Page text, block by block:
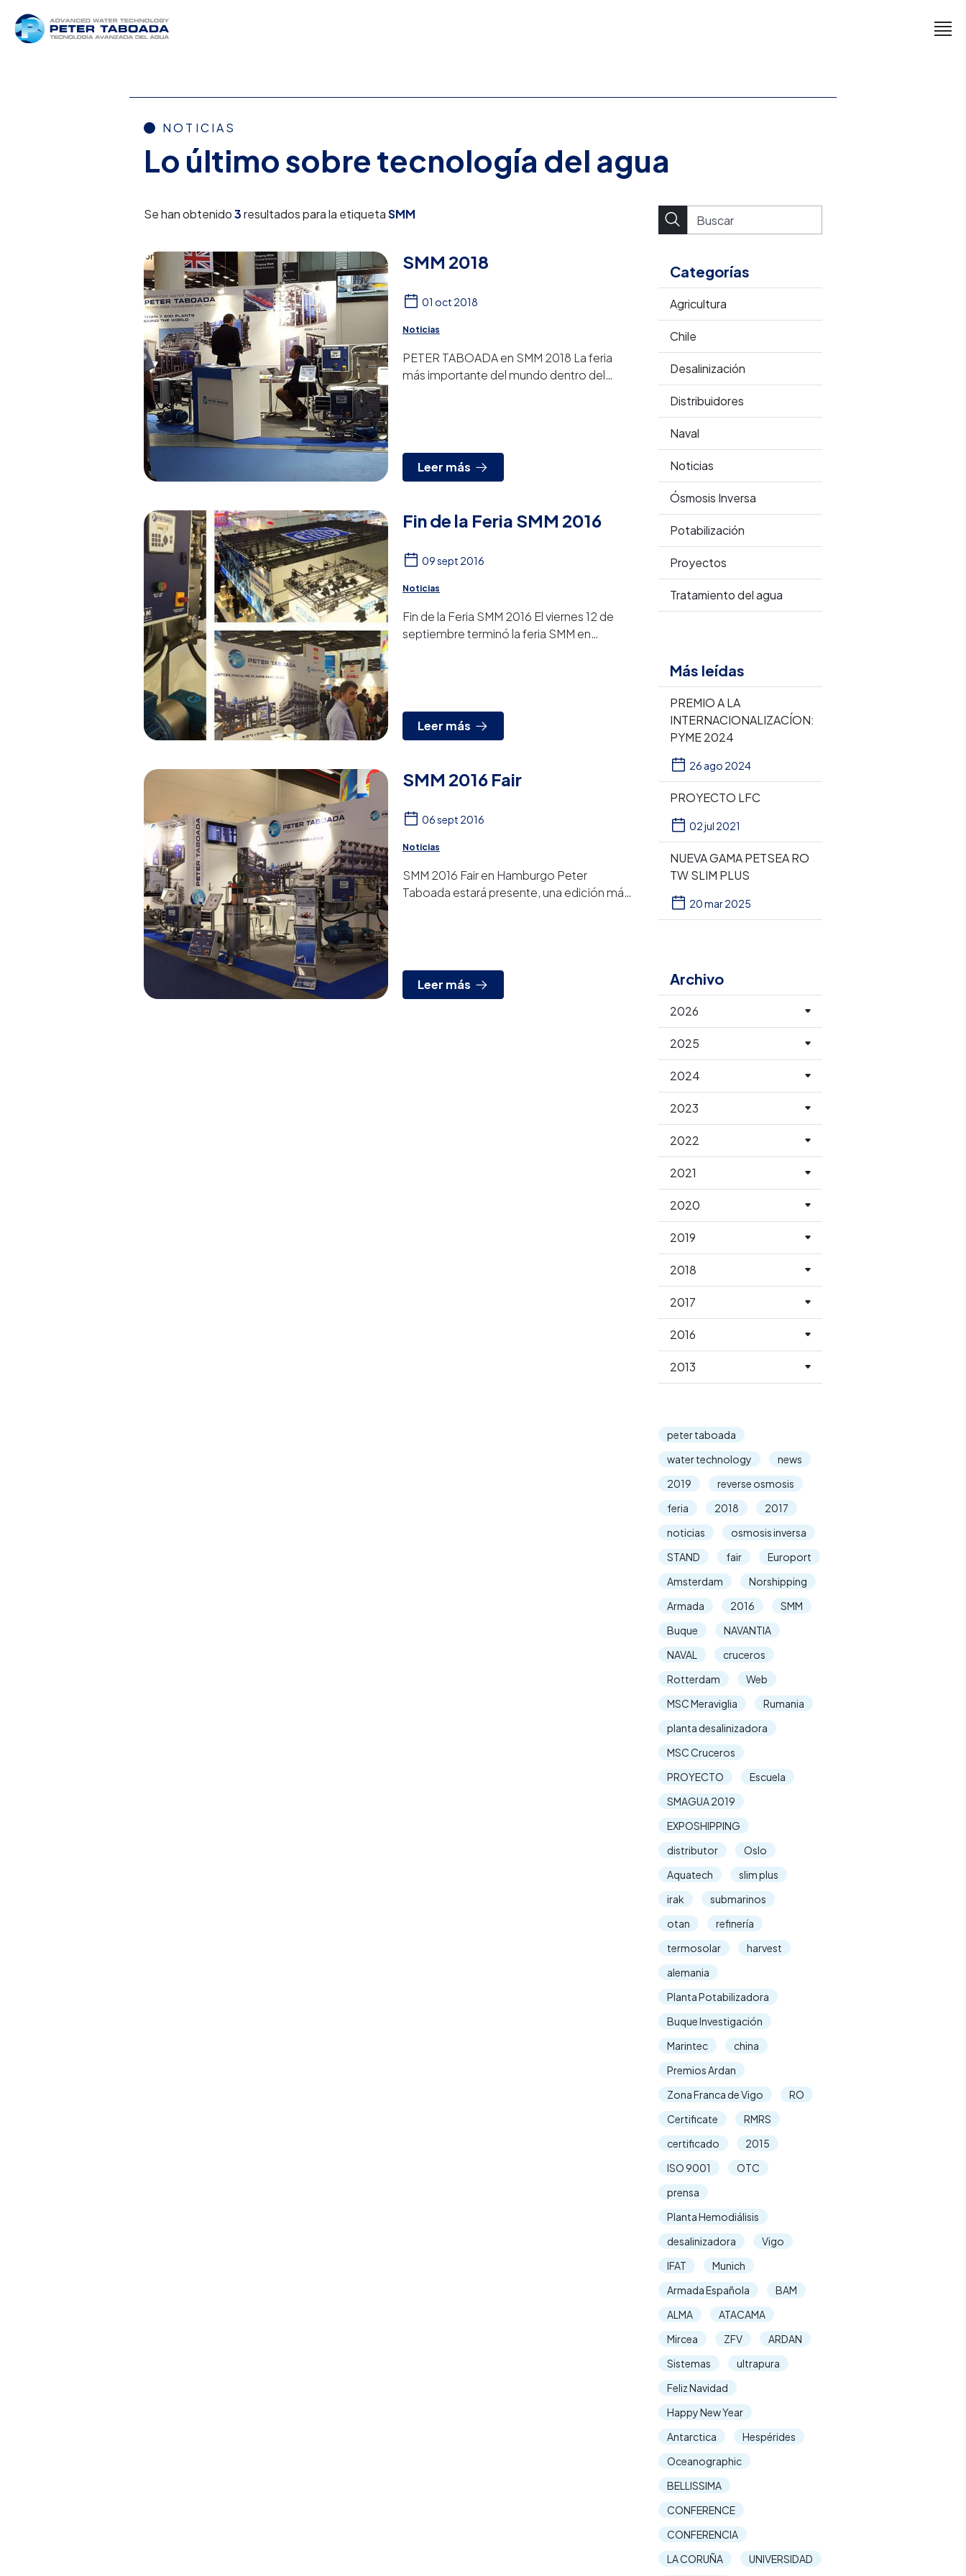
NOTICIAS
Lo último sobre tecnología del agua
Categorías
Agricultura
Chile
Desalinización
Distribuidores
Naval
Noticias
Ósmosis Inversa
Potabilización
Proyectos
Tratamiento del agua
Más leídas
PREMIO A LA
INTERNACIONALIZACÍON:
PYME 2024
26 ago 2024
PROYECTO LFC
02 jul 2021
NUEVA GAMA PETSEA RO
TW SLIM PLUS
20 mar 2025
Archivo
2026
2025
2024
2023
2022
2021
2020
2019
2018
2017
2016
2013
peter taboada
water technology
news
2019
reverse osmosis
feria
2018
2017
noticias
osmosis inversa
STAND
fair
Europort
Amsterdam
Norshipping
Armada
2016
SMM
Buque
NAVANTIA
NAVAL
cruceros
Rotterdam
Web
MSC Meraviglia
Rumania
planta desalinizadora
MSC Cruceros
PROYECTO
Escuela
SMAGUA 2019
EXPOSHIPPING
distributor
Oslo
Aquatech
slim plus
irak
submarinos
otan
refinería
termosolar
harvest
alemania
Planta Potabilizadora
Buque Investigación
Marintec
china
Premios Ardan
Zona Franca de Vigo
RO
Certificate
RMRS
certificado
2015
ISO 9001
OTC
prensa
Planta Hemodiálisis
desalinizadora
Vigo
IFAT
Munich
Armada Española
BAM
ALMA
ATACAMA
Mircea
ZFV
ARDAN
Sistemas
ultrapura
Feliz Navidad
Happy New Year
Antarctica
Hespérides
Oceanographic
BELLISSIMA
CONFERENCE
CONFERENCIA
LA CORUÑA
UNIVERSIDAD
Se han obtenido3resultados para la etiquetaSMM
SMM 2018
01 oct 2018
Noticias
PETER TABOADA en SMM 2018 La feria
más importante del mundo dentro del
Leer más
Fin de la Feria SMM 2016
09 sept 2016
Noticias
Fin de la Feria SMM 2016 El viernes 12 de
septiembre terminó la feria SMM en
Leer más
SMM 2016 Fair
06 sept 2016
Noticias
SMM 2016 Fair en Hamburgo Peter
Taboada estará presente, una edición más,
Leer más